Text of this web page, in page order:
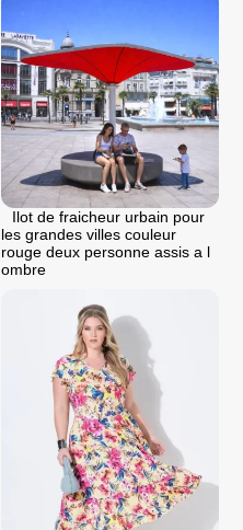
Ilot de fraicheur urbain pour
les grandes villes couleur
rouge deux personne assis a l
ombre